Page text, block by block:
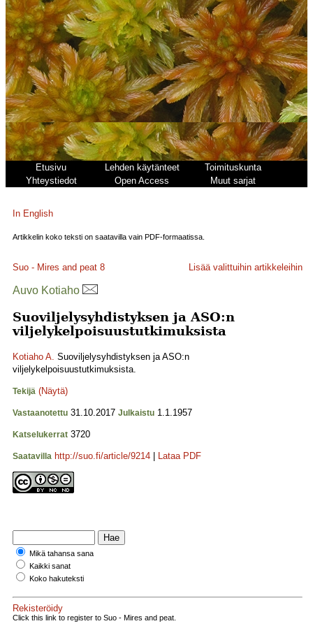
Etusivu Lehden käytänteet
Toimituskunta
Yhteystiedot
Open Access Muut sarjat
In English
Artikkelin koko teksti on saatavilla vain PDF-formaatissa.
Suo - Mires and peat 8 Lisää valittuihin artikkeleihin
Auvo Kotiaho
Suoviljelysyhdistyksen ja ASO:n
viljelykelpoisuustutkimuksista
Kotiaho A. Suoviljelysyhdistyksen ja ASO:n
viljelykelpoisuustutkimuksista.
Tekijä (Näytä)
Vastaanotettu 31.10.2017 Julkaistu 1.1.1957
Katselukerrat 3720
Saatavilla http://suo.fi/article/9214 Lataa PDF
Mikä tahansa sana
Kaikki sanat
Koko hakuteksti
Rekisteröidy
Click this link to register to Suo - Mires and peat.